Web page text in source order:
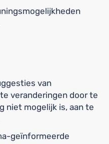
van
veranderingen door te
niet mogelijk is, aan te
geïnformeerde